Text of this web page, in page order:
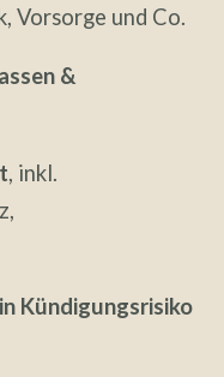
Vorsorge und Co.
&
, inkl.
Kündigungsrisiko